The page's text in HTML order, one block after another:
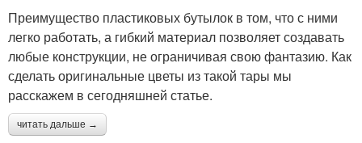
Преимущество пластиковых бутылок в том, что с ними
легко работать, а гибкий материал позволяет создавать
любые конструкции, не ограничивая свою фантазию. Как
сделать оригинальные цветы из такой тары мы
расскажем в сегодняшней статье.
читать дальше →